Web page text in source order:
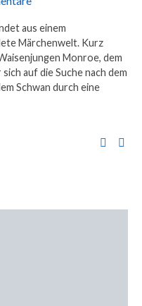
aus einem
Märchenwelt. Kurz
Monroe, dem
auf die Suche nach dem
Schwan durch eine